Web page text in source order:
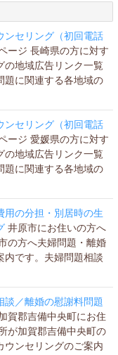
ンセリング（初回電話
ージ 長崎県の方に対す
の地域広告リンク一覧
題に関連する各地域の
ンセリング（初回電話
ージ 愛媛県の方に対す
の地域広告リンク一覧
題に関連する各地域の
用の分担・別居時の生
井原市にお住いの方へ
の方へ夫婦問題・離婚
内です。夫婦問題相談
談／離婚の慰謝料問題
賀郡吉備中央町にお住
が加賀郡吉備中央町の
ウンセリングのご案内